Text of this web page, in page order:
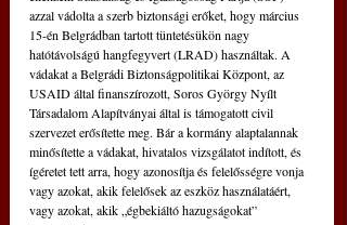
azzal vádolta a szerb biztonsági erőket, hogy március
15-én Belgrádban tartott tüntetésükön nagy
hatótávolságú hangfegyvert (LRAD) használtak. A
vádakat a Belgrádi Biztonságpolitikai Központ, az
USAID által finanszírozott, Soros György Nyílt
Társadalom Alapítványai által is támogatott civil
szervezet erősítette meg. Bár a kormány alaptalannak
minősítette a vádakat, hivatalos vizsgálatot indított, és
ígéretet tett arra, hogy azonosítja és felelősségre vonja
vagy azokat, akik felelősek az eszköz használatáért,
vagy azokat, akik „égbekiáltó hazugságokat”